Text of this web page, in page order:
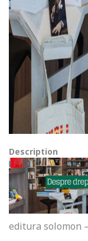
Description
editura solomon